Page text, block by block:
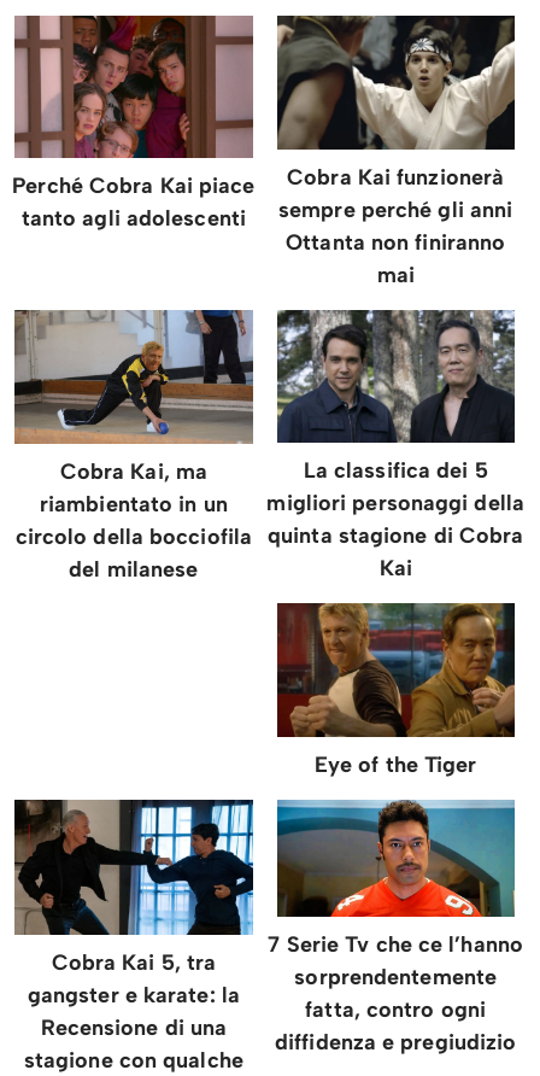
Perché Cobra Kai piace
tanto agli adolescenti
Cobra Kai funzionerà
sempre perché gli anni
Ottanta non finiranno
mai
Cobra Kai, ma
riambientato in un
circolo della bocciofila
del milanese
La classifica dei 5
migliori personaggi della
quinta stagione di Cobra
Kai
Eye of the Tiger
Cobra Kai 5, tra
gangster e karate: la
Recensione di una
stagione con qualche
7 Serie Tv che ce l’hanno
sorprendentemente
fatta, contro ogni
diffidenza e pregiudizio